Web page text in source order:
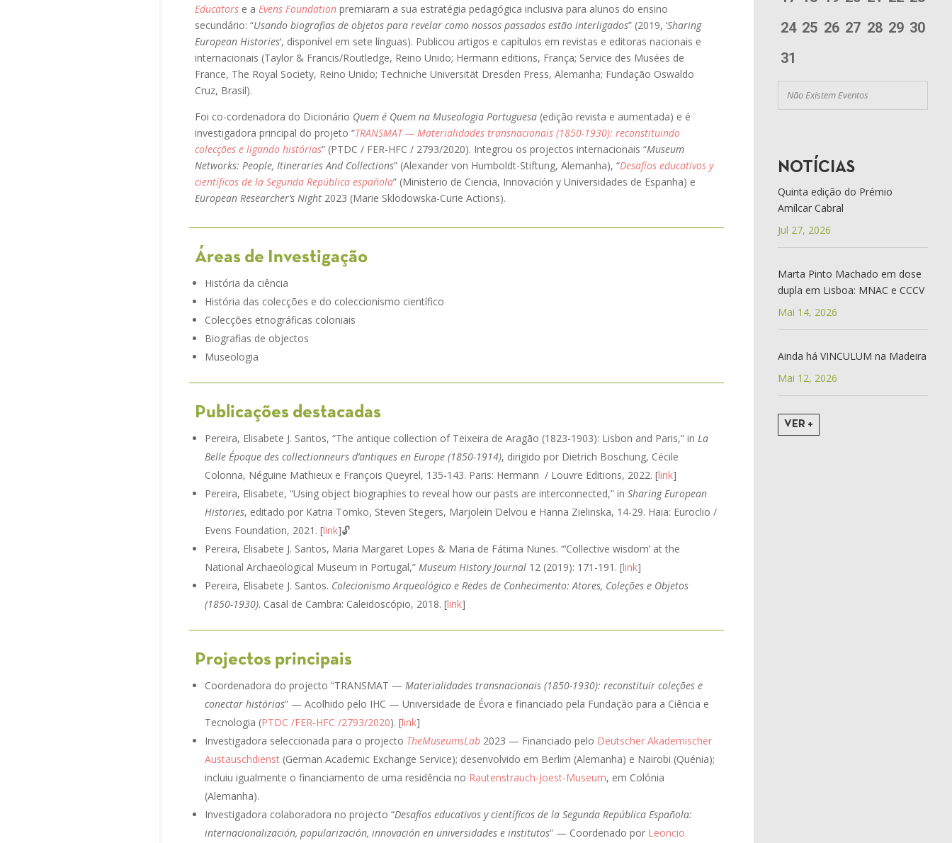
Educators e a Evens Foundation premiaram a sua estratégia pedagógica inclusiva para alunos do ensino
secundário: “Usando biografias de objetos para revelar como nossos passados estão interligados” (2019, ‘Sharing
European Histories‘, disponível em sete línguas). Publicou artigos e capítulos em revistas e editoras nacionais e
internacionais (Taylor & Francis/Routledge, Reino Unido; Hermann editions, França; Service des Musées de
France, The Royal Society, Reino Unido; Techniche Universität Dresden Press, Alemanha; Fundação Oswaldo
Cruz, Brasil).
Foi co-cordenadora do Dicionário Quem é Quem na Museologia Portuguesa (edição revista e aumentada) e é
investigadora principal do projeto “TRANSMAT — Materialidades transnacionais (1850-1930): reconstituindo
colecções e ligando histórias” (PTDC / FER-HFC / 2793/2020). Integrou os projectos internacionais “Museum
Networks: People, Itineraries And Collections” (Alexander von Humboldt-Stiftung, Alemanha), “Desafíos educativos y
científicos de la Segunda República española” (Ministerio de Ciencia, Innovación y Universidades de Espanha) e
European Researcher’s Night 2023 (Marie Sklodowska-Curie Actions).
Áreas de Investigação
História da ciência
História das colecções e do coleccionismo científico
Colecções etnográficas coloniais
Biografias de objectos
Museologia
Publicações destacadas
Pereira, Elisabete J. Santos, “The antique collection of Teixeira de Aragão (1823-1903): Lisbon and Paris,” in La
Belle Époque des collectionneurs d’antiques en Europe (1850-1914), dirigido por Dietrich Boschung, Cécile
Colonna, Néguine Mathieux e François Queyrel, 135-143. Paris: Hermann / Louvre Editions, 2022. [link]
Pereira, Elisabete, “Using object biographies to reveal how our pasts are interconnected,” in Sharing European
Histories, editado por Katria Tomko, Steven Stegers, Marjolein Delvou e Hanna Zielinska, 14-29. Haia: Euroclio /
Evens Foundation, 2021. [link]🔓
Pereira, Elisabete J. Santos, Maria Margaret Lopes & Maria de Fátima Nunes. “‘Collective wisdom’ at the
National Archaeological Museum in Portugal,” Museum History Journal 12 (2019): 171-191. [link]
Pereira, Elisabete J. Santos. Colecionismo Arqueológico e Redes de Conhecimento: Atores, Coleções e Objetos
(1850-1930). Casal de Cambra: Caleidoscópio, 2018. [link]
Projectos principais
Coordenadora do projecto “TRANSMAT — Materialidades transnacionais (1850-1930): reconstituir coleções e
conectar histórias” — Acolhido pelo IHC — Universidade de Évora e financiado pela Fundação para a Ciência e
Tecnologia (PTDC /FER-HFC /2793/2020). [link]
Investigadora seleccionada para o projecto TheMuseumsLab 2023 — Financiado pelo Deutscher Akademischer
Austauschdienst (German Academic Exchange Service); desenvolvido em Berlim (Alemanha) e Nairobi (Quénia);
incluiu igualmente o financiamento de uma residência no Rautenstrauch-Joest-Museum, em Colónia
(Alemanha).
Investigadora colaboradora no projecto “Desafíos educativos y científicos de la Segunda República Española:
internacionalización, popularización, innovación en universidades e institutos” — Coordenado por Leoncio
24 25 26 27 28 29 30
31
Não Existem Eventos
NOTÍCIAS
Quinta edição do Prémio
Amílcar Cabral
Jul 27, 2026
Marta Pinto Machado em dose
dupla em Lisboa: MNAC e CCCV
Mai 14, 2026
Ainda há VINCULUM na Madeira
Mai 12, 2026
VER +